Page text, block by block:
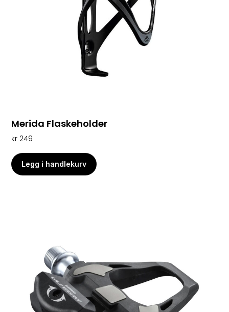
Merida Flaskeholder
kr 249
Legg i handlekurv